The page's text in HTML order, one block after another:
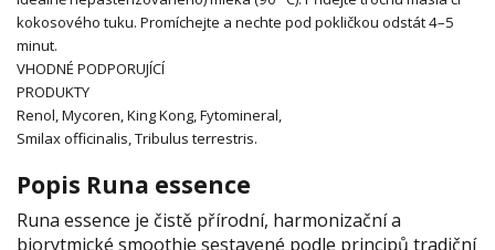
kokosového tuku. Promíchejte a nechte pod pokličkou odstát 4–5
minut.
VHODNÉ PODPORUJÍCÍ
PRODUKTY
Renol, Mycoren, King Kong, Fytomineral,
Smilax officinalis, Tribulus terrestris.
Popis Runa essence
Runa essence je čistě přírodní, harmonizační a
biorytmické smoothie sestavené podle principů tradiční